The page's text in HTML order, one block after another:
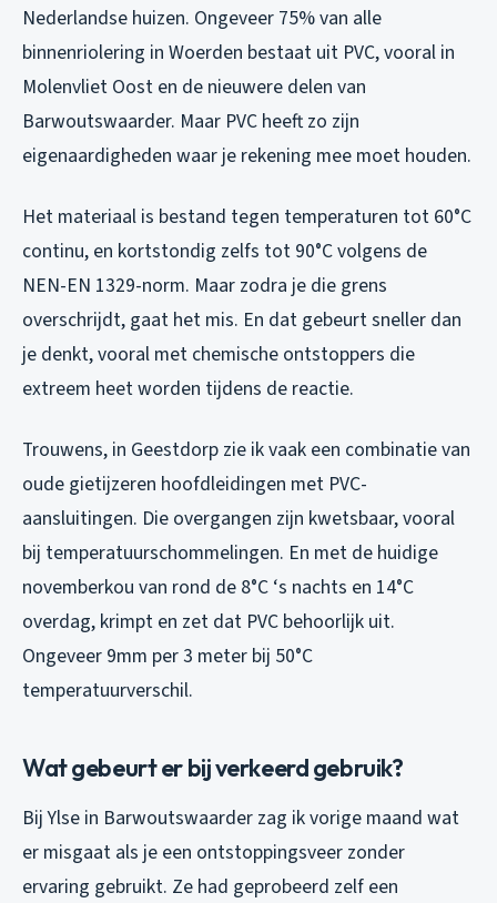
Nederlandse huizen. Ongeveer 75% van alle
binnenriolering in Woerden bestaat uit PVC, vooral in
Molenvliet Oost en de nieuwere delen van
Barwoutswaarder. Maar PVC heeft zo zijn
eigenaardigheden waar je rekening mee moet houden.
Het materiaal is bestand tegen temperaturen tot 60°C
continu, en kortstondig zelfs tot 90°C volgens de
NEN-EN 1329-norm. Maar zodra je die grens
overschrijdt, gaat het mis. En dat gebeurt sneller dan
je denkt, vooral met chemische ontstoppers die
extreem heet worden tijdens de reactie.
Trouwens, in Geestdorp zie ik vaak een combinatie van
oude gietijzeren hoofdleidingen met PVC-
aansluitingen. Die overgangen zijn kwetsbaar, vooral
bij temperatuurschommelingen. En met de huidige
novemberkou van rond de 8°C ‘s nachts en 14°C
overdag, krimpt en zet dat PVC behoorlijk uit.
Ongeveer 9mm per 3 meter bij 50°C
temperatuurverschil.
Wat gebeurt er bij verkeerd gebruik?
Bij Ylse in Barwoutswaarder zag ik vorige maand wat
er misgaat als je een ontstoppingsveer zonder
ervaring gebruikt. Ze had geprobeerd zelf een